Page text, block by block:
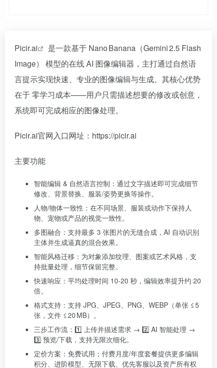
Picir.ai
是一款基于 Nano Banana（Gemini 2.5 Flash
Image）‍ 模型的在线 AI 图像编辑器，主打通过自然语
言提示实现快速、专业的图像编辑与生成。其核心优势
在于 零学习成本——用户只需描述想要的修改或创意，
系统即可完成相应的图像处理。
Picir.ai官网入口网址：https://picir.ai
主要功能
智能编辑 & 自然语言控制：通过文字描述即可完成细节
修改、背景替换、服装/姿势更换等操作。
人物/物体一致性：在不同场景、服装或动作下保持人
物、宠物或产品的视觉一致性。
多图融合：支持最多 3 张图片的无缝合成，AI 自动识别
主体并生成逼真的混合效果。
智能风格迁移：为对象添加纹理、图案或艺术风格，支
持批量处理，细节保留完整。
快速响应：平均处理时间 10‑20 秒，编辑效率提升约 20
倍。
格式支持：支持 JPG、JPEG、PNG、WEBP（单张 ≤ 5
张，文件 ≤ 20 MB）。
三步工作流：1️⃣ 上传并描述需求 → 2️⃣ AI 智能处理 →
3️⃣ 预览/下载，支持无限次细化。
定价方案：免费试用；付费月度/年度套餐提供更多编辑
积分、进阶模型、无限下载、优先客服以及资产所有权